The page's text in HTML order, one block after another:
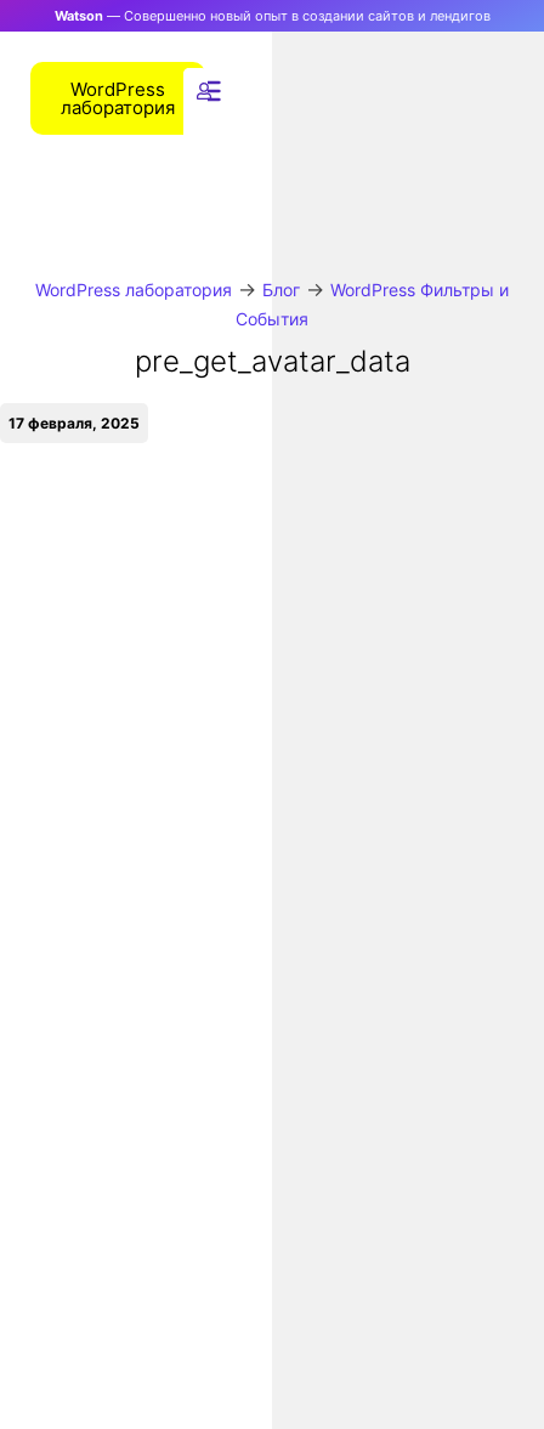
Watson— Совершенно новый опыт в создании сайтов и лендигов
WordPress
лаборатория
WordPress лаборатория → Блог → WordPress Фильтры и
События
pre_get_avatar_data
17 февраля, 2025